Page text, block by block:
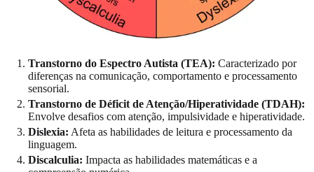
Transtorno do Espectro Autista (TEA): Caracterizado por
diferenças na comunicação, comportamento e processamento
sensorial.
Transtorno de Déficit de Atenção/Hiperatividade (TDAH):
Envolve desafios com atenção, impulsividade e hiperatividade.
Dislexia: Afeta as habilidades de leitura e processamento da
linguagem.
Discalculia: Impacta as habilidades matemáticas e a